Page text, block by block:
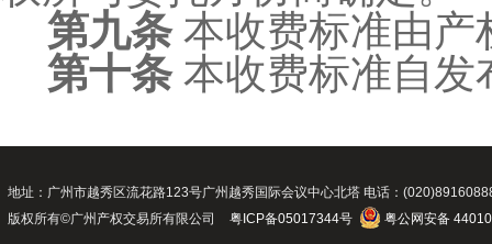
第九条 本收费标准由产
第十条 本收费标准自发
地址：广州市越秀区流花路123号广州越秀国际会议中心北塔 电话：
版权所有©广州产权交易所有限公司
粤ICP备05017344号 粤公网安备